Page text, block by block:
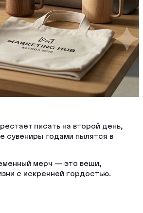
писать на второй день,
сувениры годами пылятся в
мерч — это вещи,
с искренней гордостью.